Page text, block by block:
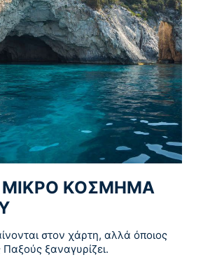
ΜΙΚΡΌ ΚΌΣΜΗΜΑ
στον χάρτη, αλλά όποιος
Παξούς ξαναγυρίζει.